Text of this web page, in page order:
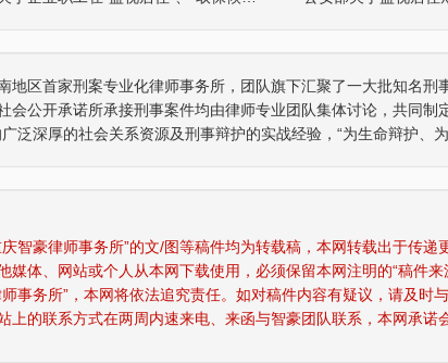
地区首家刑案专业化律师事务所，团队旗下汇聚了一大批知名
会公开承诺所承接刑事案件均由律师专业团队集体讨论，共同
泛深厚的社会关系资源及刑事辩护的实战经验，“为生命辩护、为
智豪律师事务所”的文/图等稿件均为转载稿，本网转载出于传
媒体、网站或个人从本网下载使用，必须保留本网注明的“稿件
事务所”，本网将依法追究责任。如对稿件内容有疑议，请及时
上的联系方式在两周内速来电、来函与智豪团队联系，本网承诺
重庆智豪律师事务所荣获司